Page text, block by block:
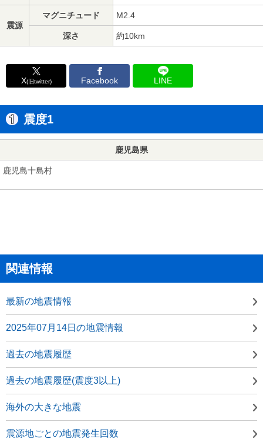
震源
マグニチュード M2.4
深さ 約10km
X(旧twitter) Facebook LINE
震度1
鹿児島県
鹿児島十島村
関連情報
最新の地震情報
2025年07月14日の地震情報
過去の地震履歴
過去の地震履歴(震度3以上)
海外の大きな地震
震源地ごとの地震発生回数